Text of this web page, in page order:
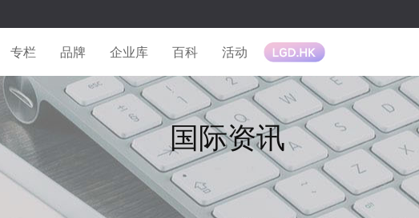
专栏 品牌 企业库 百科 活动
国际资讯